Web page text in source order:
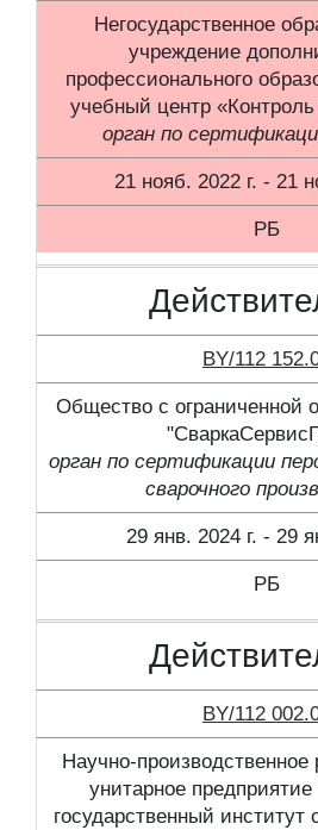
Негосударственное
учреждение
профессионального
учебный центр «Контроль
орган по
21 нояб. 2022 г. - 21
РБ
BY/112
Общество с ограниченной
орган по сертификации
сварочного
29 янв. 2024 г. - 29
РБ
BY/112
Научно-производственное
унитарное
государственный институт